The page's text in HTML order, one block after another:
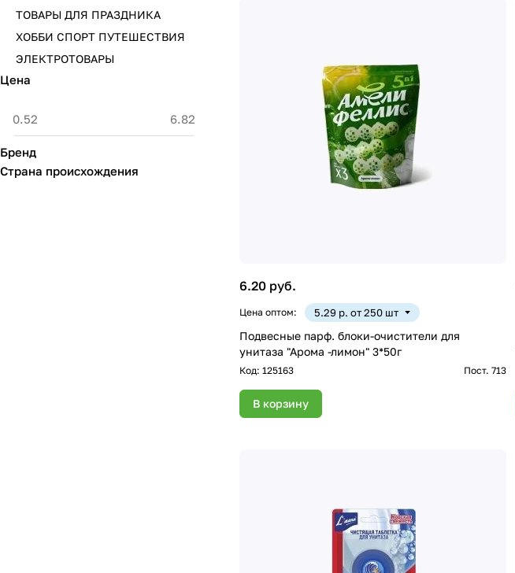
6.20 руб.
Цена оптом: 5.29 р. от 250 шт
Подвесные парф. блоки-очистители для
унитаза "Арома -лимон" 3*50г
Код: 125163 Пост. 713
В корзину
ТОВАРЫ ДЛЯ ПРАЗДНИКА
ХОББИ СПОРТ ПУТЕШЕСТВИЯ
ЭЛЕКТРОТОВАРЫ
Цена
Бренд
Страна происхождения